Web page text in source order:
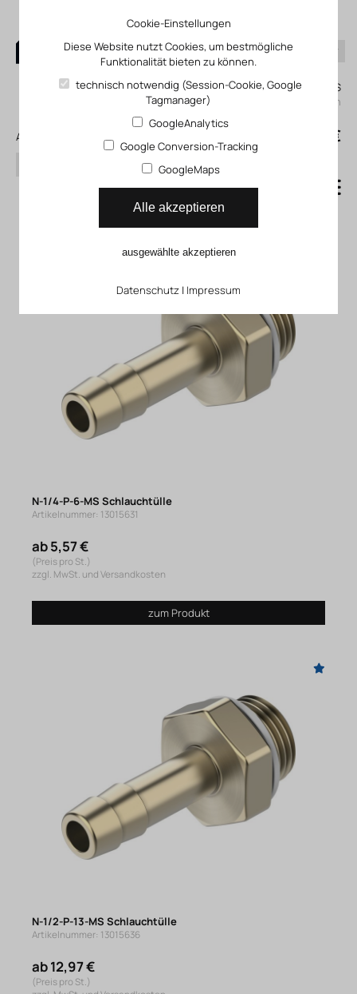
0
Mein KLEFINGHAUS
einloggen
Alle Produkte
Suchen
0,00 €
Schlauchtülle CNP
N-1/4-P-6-MS Schlauchtülle
Artikelnummer: 13015631
ab 5,57 €
(Preis pro St.)
zzgl. MwSt. und Versandkosten
zum Produkt
N-1/2-P-13-MS Schlauchtülle
Artikelnummer: 13015636
ab 12,97 €
(Preis pro St.)
Cookie-Einstellungen
Diese Website nutzt Cookies, um bestmögliche
Funktionalität bieten zu können.
technisch notwendig (Session-Cookie, Google
Tagmanager)
GoogleAnalytics
Google Conversion-Tracking
GoogleMaps
Alle akzeptieren
ausgewählte akzeptieren
Datenschutz | Impressum